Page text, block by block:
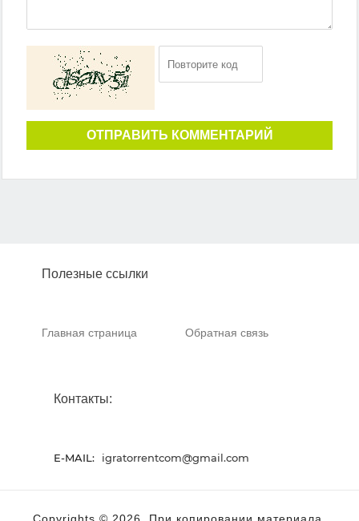
ОТПРАВИТЬ КОММЕНТАРИЙ
Полезные ссылки
Главная страница Обратная связь
Контакты:
E-MAIL: igratorrentcom@gmail.com